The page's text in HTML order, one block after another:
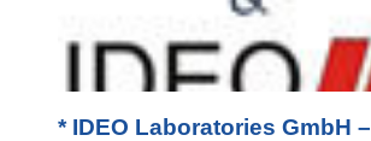
* IDEO Laboratories GmbH –